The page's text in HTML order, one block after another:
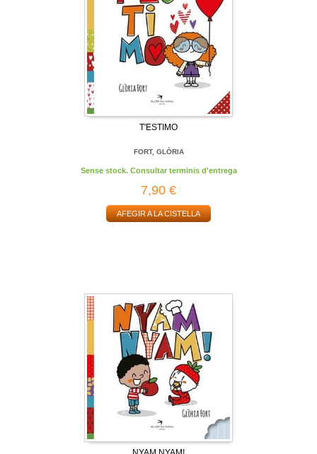
T'ESTIMO
FORT, GLÒRIA
Sense stock. Consultar terminis d'entrega
7,90 €
AFEGIR A LA CISTELLA